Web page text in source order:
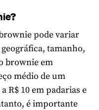
pode variar
tamanho,
brownie em
médio de um
R$ 10 em padarias e
é importante